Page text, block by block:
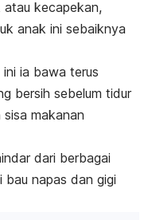
atau kecapekan,
anak ini sebaiknya
ia bawa terus
bersih sebelum tidur
makanan
dari berbagai
bau napas dan gigi